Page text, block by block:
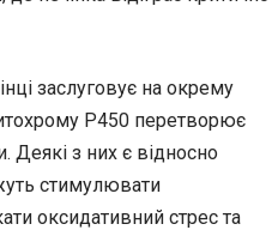
заслуговує на окрему
P450 перетворює
Деякі з них є відносно
стимулювати
оксидативний стрес та